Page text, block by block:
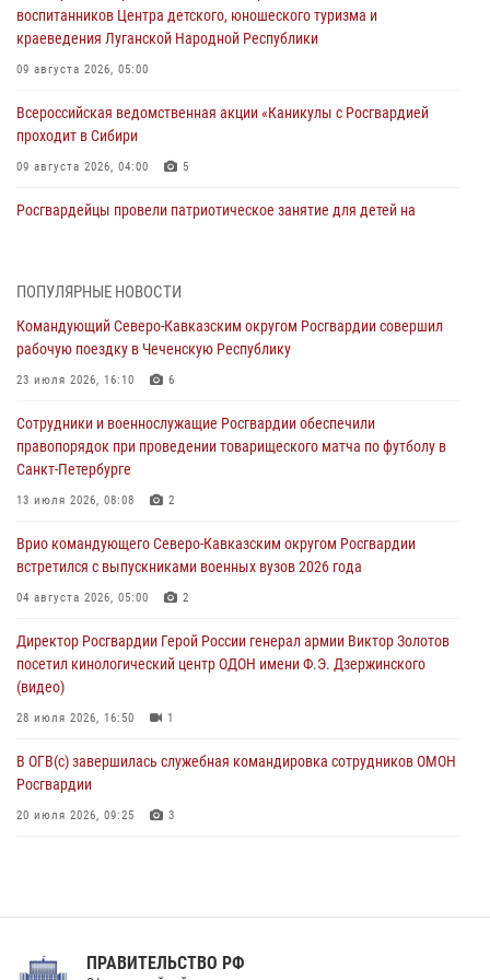
воспитанников Центра детского, юношеского туризма и
краеведения Луганской Народной Республики
09 августа 2026, 05:00
Всероссийская ведомственная акции «Каникулы с Росгвардией
проходит в Сибири
09 августа 2026, 04:00 5
Росгвардейцы провели патриотическое занятие для детей на
юных воспитанников спортивной школы
08 августа 2026, 13:00
стен музея истории космонавтики в Калуге
08 августа 2026, 09:29 2
В Северо-Западном округе Росгвардии продолжаются мероприятия
08 августа 2026, 09:03 1
Росгвардейцы в ЛНР совершенствуют навыки тактической
08 августа 2026, 09:00
ПОПУЛЯРНЫЕ НОВОСТИ
Командующий Северо-Кавказским округом Росгвардии совершил
рабочую поездку в Чеченскую Республику
23 июля 2026, 16:10 6
Сотрудники и военнослужащие Росгвардии обеспечили
правопорядок при проведении товарищеского матча по футболу в
Санкт-Петербурге
13 июля 2026, 08:08 2
Врио командующего Северо-Кавказским округом Росгвардии
встретился с выпускниками военных вузов 2026 года
04 августа 2026, 05:00 2
Директор Росгвардии Герой России генерал армии Виктор Золотов
посетил кинологический центр ОДОН имени Ф.Э. Дзержинского
(видео)
28 июля 2026, 16:50 1
В ОГВ(с) завершилась служебная командировка сотрудников ОМОН
Росгвардии
20 июля 2026, 09:25 3
ПРАВИТЕЛЬСТВО РФ